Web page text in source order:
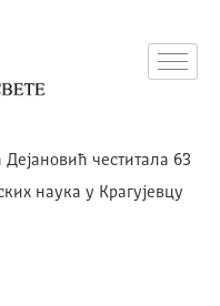
честитала 63
наука у Крагујевцу